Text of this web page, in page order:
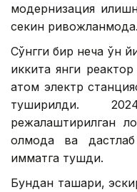
модернизация
секин ривожланмоқда.
Сўнгги бир неча ўн
иккита янги
атом электр
туширилди.
режалаштирилган
қолмоқда ва
қимматга тушди.
Бундан ташқари,